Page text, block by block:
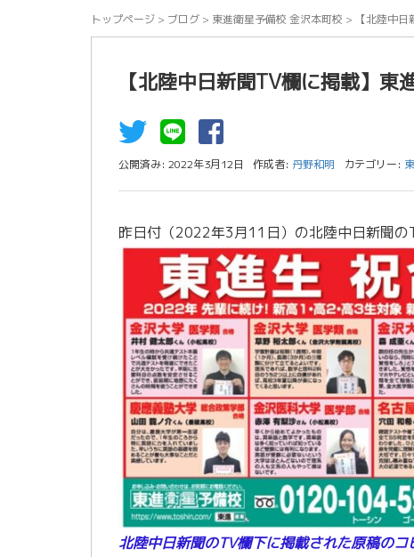
トップページ > ブログ > 東進衛星予備校 金沢本町校 > 【北陸中
【北陸中日新聞TV欄に掲載】東
公開済み: 2022年3月12日 作成者: 丹野和明 カテゴリー:
昨日付（2022年3月11日）の北陸中日新聞の
北陸中日新聞のTV欄下に掲載された原稿の